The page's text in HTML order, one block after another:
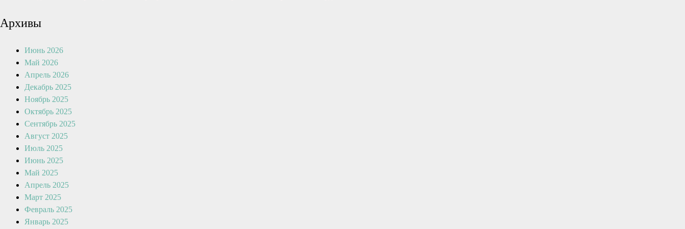
Архивы
Июнь 2026
Май 2026
Апрель 2026
Декабрь 2025
Ноябрь 2025
Октябрь 2025
Сентябрь 2025
Август 2025
Июль 2025
Июнь 2025
Май 2025
Апрель 2025
Март 2025
Февраль 2025
Январь 2025